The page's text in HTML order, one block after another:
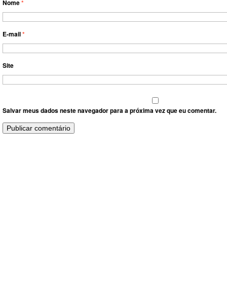
Nome*
E-mail*
Site
Salvar meus dados neste navegador para a próxima vez que eu comentar.